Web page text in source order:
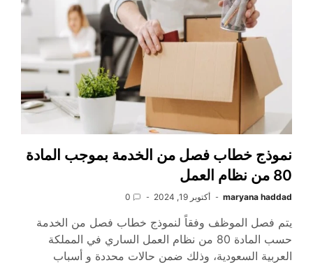
نموذج خطاب فصل من الخدمة بموجب المادة
80 من نظام العمل
maryana haddad أكتوبر 19, 2024 0
يتم فصل الموظف وفقاً لنموذج خطاب فصل من الخدمة
حسب المادة 80 من نظام العمل الساري في المملكة
العربية السعودية، وذلك ضمن حالات محددة و أسباب